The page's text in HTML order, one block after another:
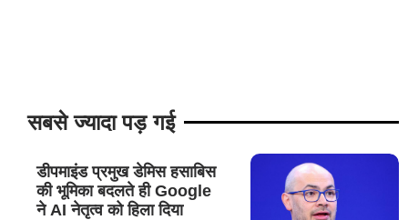
सबसे ज्यादा पड़ गई
डीपमाइंड प्रमुख डेमिस हसाबिस
की भूमिका बदलते ही Google
ने AI नेतृत्व को हिला दिया